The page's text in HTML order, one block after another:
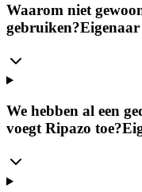
Waarom niet
gebruiken?Eigenaar
We hebben al een
voegt Ripazo toe?